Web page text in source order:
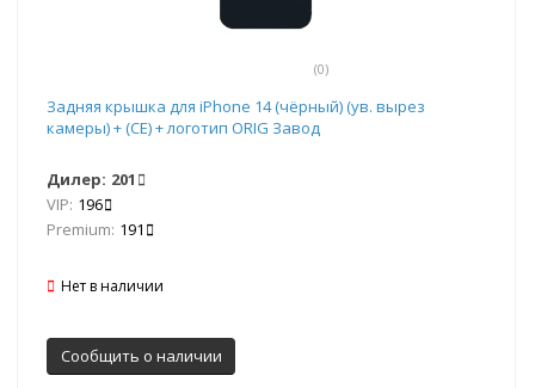
(0)
Задняя крышка для iPhone 14 (чёрный) (ув. вырез
камеры) + (СЕ) + логотип ORIG Завод
Дилер: 201
VIP: 196
Premium: 191
Нет в наличии
Сообщить о наличии